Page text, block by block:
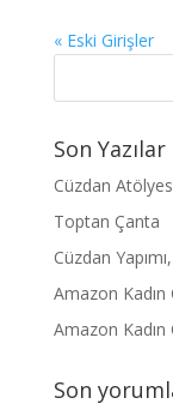
« Eski Girişler
Son Yazılar
Cüzdan
Toptan Çanta
Cüzdan
Amazon
Amazon Kadın
Son